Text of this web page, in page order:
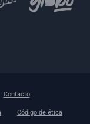
Contacto
Código de ética